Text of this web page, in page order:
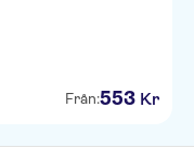
Från:553 Kr